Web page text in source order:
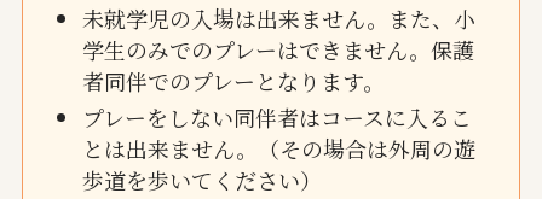
未就学児の入場は出来ません。また、小
学生のみでのプレーはできません。保護
者同伴でのプレーとなります。
プレーをしない同伴者はコースに入るこ
とは出来ません。（その場合は外周の遊
歩道を歩いてください）